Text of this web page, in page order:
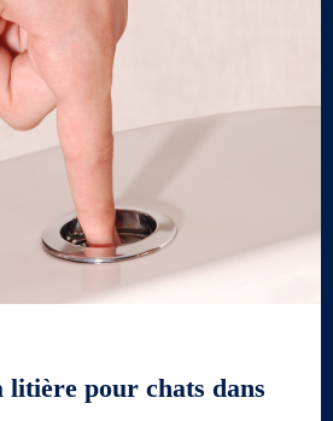
litière pour chats dans